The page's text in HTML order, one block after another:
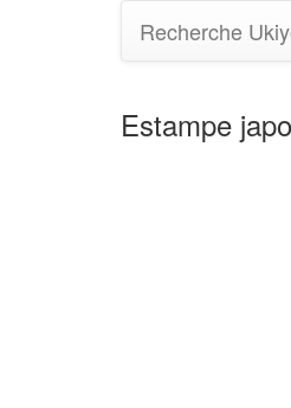
Recherche
Estampe